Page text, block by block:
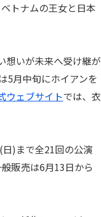
トナムの王女と日本
想いが未来へ受け継が
5月中旬にホイアンを
ウェブサイトでは、衣
)まで全21回の公演
販売は6月13日から